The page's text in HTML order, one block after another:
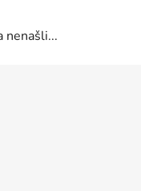
nenašli...